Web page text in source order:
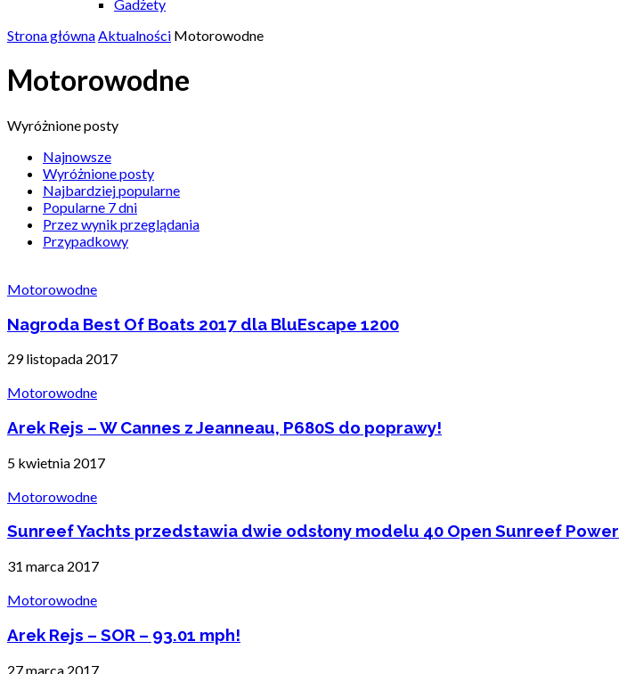
Gadżety
Strona głównaAktualności Motorowodne
Motorowodne
Wyróżnione posty
Najnowsze
Wyróżnione posty
Najbardziej popularne
Popularne 7 dni
Przez wynik przeglądania
Przypadkowy
Motorowodne
Nagroda Best Of Boats 2017 dla BluEscape 1200
29 listopada 2017
Motorowodne
Arek Rejs – W Cannes z Jeanneau, P680S do poprawy!
5 kwietnia 2017
Motorowodne
Sunreef Yachts przedstawia dwie odsłony modelu 40 Open Sunreef Power
31 marca 2017
Motorowodne
Arek Rejs – SOR – 93.01 mph!
27 marca 2017